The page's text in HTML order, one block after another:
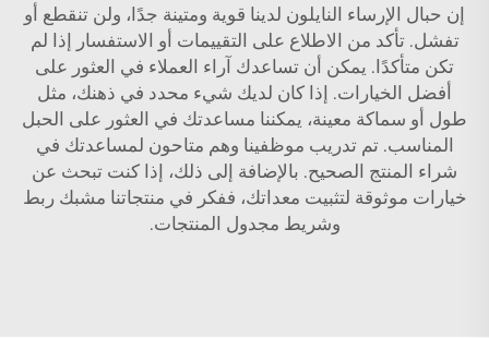
إن حبال الإرساء النايلون لدينا قوية ومتينة جدًا، ولن تنقطع أو
تفشل. تأكد من الاطلاع على التقييمات أو الاستفسار إذا لم
تكن متأكدًا. يمكن أن تساعدك آراء العملاء في العثور على
أفضل الخيارات. إذا كان لديك شيء محدد في ذهنك، مثل
طول أو سماكة معينة، يمكننا مساعدتك في العثور على الحبل
المناسب. تم تدريب موظفينا وهم متاحون لمساعدتك في
شراء المنتج الصحيح. بالإضافة إلى ذلك، إذا كنت تبحث عن
خيارات موثوقة لتثبيت معداتك، ففكر في منتجاتنا مشبك ربط
وشريط مجدول المنتجات.